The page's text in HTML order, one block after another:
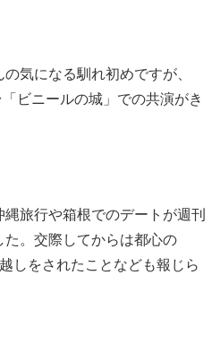
気になる馴れ初めですが、
ビニールの城」での共演がき
旅行や箱根でのデートが週刊
。交際してからは都心の
しをされたことなども報じら